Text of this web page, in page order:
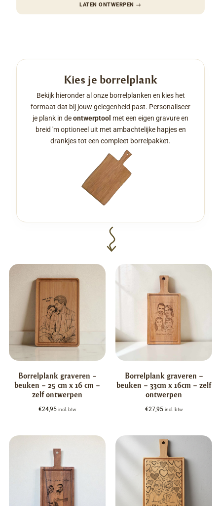
LATEN ONTWERPEN →
Kies je borrelplank
Bekijk hieronder al onze borrelplanken en kies het
formaat dat bij jouw gelegenheid past. Personaliseer
je plank in deontwerptool met een eigen gravure en
breid 'm optioneel uit met ambachtelijke hapjes en
drankjes tot een compleet borrelpakket.
Borrelplank graveren –
beuken – 25 cm x 16 cm –
zelf ontwerpen
€24,95 incl. btw
Borrelplank graveren –
beuken – 33cm x 16cm – zelf
ontwerpen
€27,95 incl. btw